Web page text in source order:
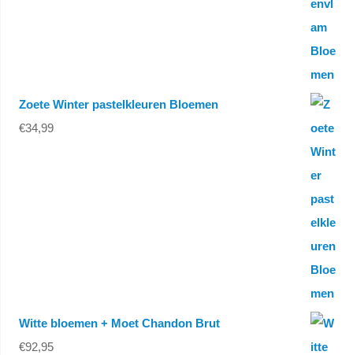
Zoete Winter pastelkleuren Bloemen
€34,99
Witte bloemen + Moet Chandon Brut
€92,95